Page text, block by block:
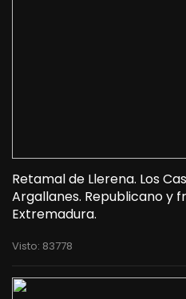
Retamal de Llerena. Los
Argallanes. Republicano y
Extremadura.
Visto: 83778